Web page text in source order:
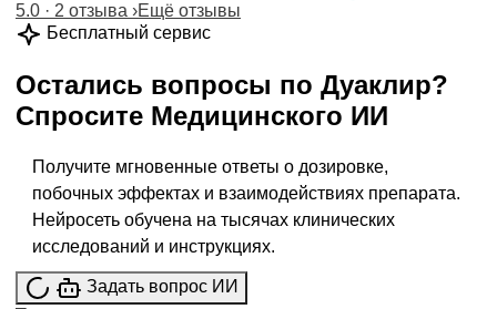
5.0 · 2 отзыва ›Ещё отзывы
Бесплатный сервис
Остались вопросы по Дуаклир?
Спросите Медицинского ИИ
Получите мгновенные ответы о дозировке,
побочных эффектах и взаимодействиях препарата.
Нейросеть обучена на тысячах клинических
исследований и инструкциях.
Задать вопрос ИИ